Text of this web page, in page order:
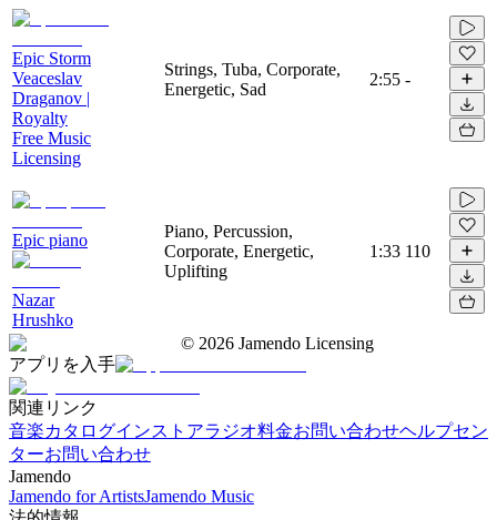
Epic Storm
Veaceslav
Draganov |
Royalty
Free Music
Licensing
Strings, Tuba, Corporate,
Energetic, Sad
2:55 -
Epic piano
Nazar
Hrushko
Piano, Percussion,
Corporate, Energetic,
Uplifting
1:33 110
© 2026 Jamendo Licensing
アプリを入手
関連リンク
音楽カタログインストアラジオ料金お問い合わせヘルプセン
ターお問い合わせ
Jamendo
Jamendo for ArtistsJamendo Music